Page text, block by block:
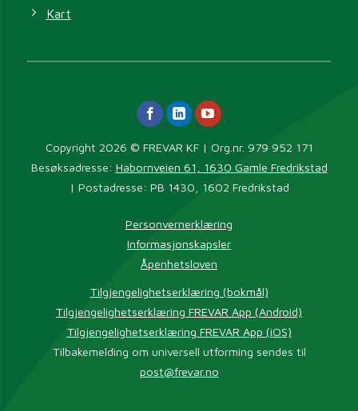
Kart
Copyright 2026 © FREVAR KF | Org.nr. 979 952 171
Besøksadresse: Habornveien 61, 1630 Gamle Fredrikstad
| Postadresse: PB 1430, 1602 Fredrikstad
Personvernerklæring
Informasjonskapsler
Åpenhetsloven
Tilgjengelighetserklæring (bokmål)
Tilgjengelighetserklæring FREVAR App (Android)
Tilgjengelighetserklæring FREVAR App (iOS)
Tilbakemelding om universell utforming sendes til
post@frevar.no